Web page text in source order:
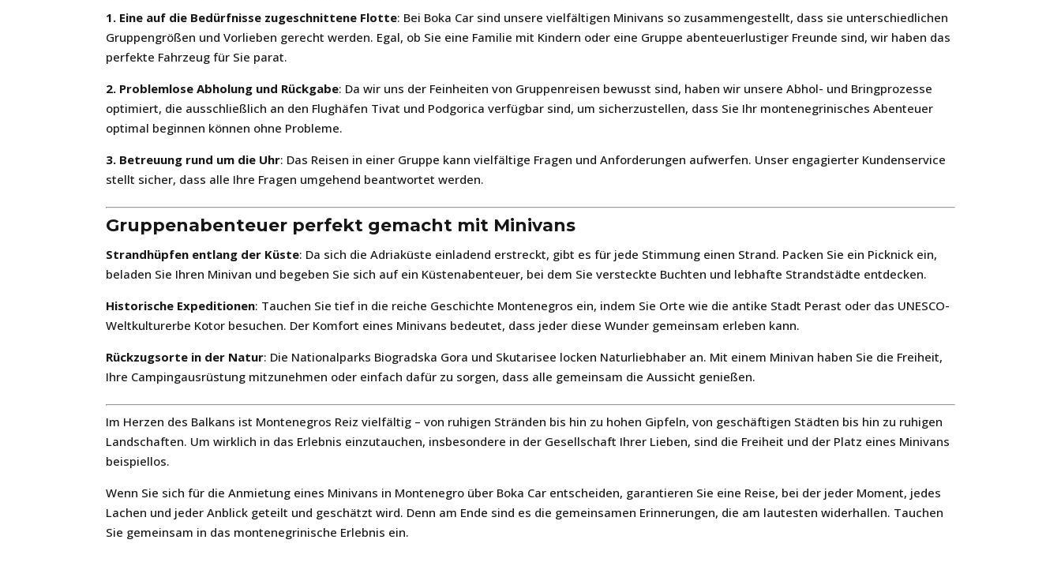
1. Eine auf die Bedürfnisse zugeschnittene Flotte: Bei Boka Car sind unsere vielfältigen Minivans so zusammengestellt, dass sie unterschiedlichen
Gruppengrößen und Vorlieben gerecht werden. Egal, ob Sie eine Familie mit Kindern oder eine Gruppe abenteuerlustiger Freunde sind, wir haben das
perfekte Fahrzeug für Sie parat.
2. Problemlose Abholung und Rückgabe: Da wir uns der Feinheiten von Gruppenreisen bewusst sind, haben wir unsere Abhol- und Bringprozesse
optimiert, die ausschließlich an den Flughäfen Tivat und Podgorica verfügbar sind, um sicherzustellen, dass Sie Ihr montenegrinisches Abenteuer
optimal beginnen können ohne Probleme.
3. Betreuung rund um die Uhr: Das Reisen in einer Gruppe kann vielfältige Fragen und Anforderungen aufwerfen. Unser engagierter Kundenservice
stellt sicher, dass alle Ihre Fragen umgehend beantwortet werden.
Gruppenabenteuer perfekt gemacht mit Minivans
Strandhüpfen entlang der Küste: Da sich die Adriaküste einladend erstreckt, gibt es für jede Stimmung einen Strand. Packen Sie ein Picknick ein,
beladen Sie Ihren Minivan und begeben Sie sich auf ein Küstenabenteuer, bei dem Sie versteckte Buchten und lebhafte Strandstädte entdecken.
Historische Expeditionen: Tauchen Sie tief in die reiche Geschichte Montenegros ein, indem Sie Orte wie die antike Stadt Perast oder das UNESCO-
Weltkulturerbe Kotor besuchen. Der Komfort eines Minivans bedeutet, dass jeder diese Wunder gemeinsam erleben kann.
Rückzugsorte in der Natur: Die Nationalparks Biogradska Gora und Skutarisee locken Naturliebhaber an. Mit einem Minivan haben Sie die Freiheit,
Ihre Campingausrüstung mitzunehmen oder einfach dafür zu sorgen, dass alle gemeinsam die Aussicht genießen.
Im Herzen des Balkans ist Montenegros Reiz vielfältig – von ruhigen Stränden bis hin zu hohen Gipfeln, von geschäftigen Städten bis hin zu ruhigen
Landschaften. Um wirklich in das Erlebnis einzutauchen, insbesondere in der Gesellschaft Ihrer Lieben, sind die Freiheit und der Platz eines Minivans
beispiellos.
Wenn Sie sich für die Anmietung eines Minivans in Montenegro über Boka Car entscheiden, garantieren Sie eine Reise, bei der jeder Moment, jedes
Lachen und jeder Anblick geteilt und geschätzt wird. Denn am Ende sind es die gemeinsamen Erinnerungen, die am lautesten widerhallen. Tauchen
Sie gemeinsam in das montenegrinische Erlebnis ein.